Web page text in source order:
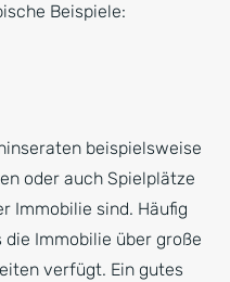
Beispiele:
beispielsweise
oder auch Spielplätze
Immobilie sind. Häufig
Immobilie über große
verfügt. Ein gutes